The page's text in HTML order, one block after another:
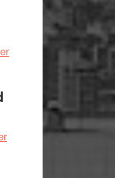
Hannes
Pöntinen
Scensommar
om
Malmöfestivalen
om